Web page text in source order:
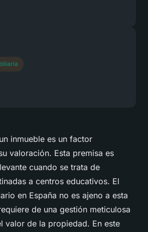
inmueble es un factor
valoración. Esta premisa es
cuando se trata de
a centros educativos. El
en España no es ajeno a esta
de una gestión meticulosa
valor de la propiedad. En este